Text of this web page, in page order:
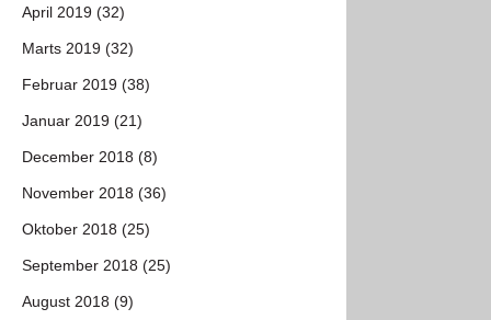
April 2019 (32)
Marts 2019 (32)
Februar 2019 (38)
Januar 2019 (21)
December 2018 (8)
November 2018 (36)
Oktober 2018 (25)
September 2018 (25)
August 2018 (9)